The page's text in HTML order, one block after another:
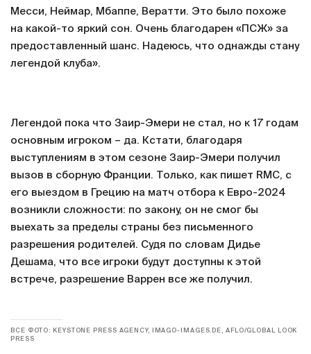
Месси, Неймар, Мбаппе, Вератти. Это было похоже
на какой-то яркий сон. Очень благодарен «ПСЖ» за
предоставленный шанс. Надеюсь, что однажды стану
легендой клуба».
Легендой пока что Заир-Эмери не стал, но к 17 годам
основным игроком – да. Кстати, благодаря
выступлениям в этом сезоне Заир-Эмери получил
вызов в сборную Франции. Только, как пишет RMC, с
его выездом в Грецию на матч отбора к Евро-2024
возникли сложности: по закону, он не смог бы
выехать за пределы страны без письменного
разрешения родителей. Судя по словам Дидье
Дешама, что все игроки будут доступны к этой
встрече, разрешение Варрен все же получил.
ВСЕ ФОТО: KEYSTONE PRESS AGENCY, IMAGO-IMAGES.DE, AFLO/GLOBAL LOOK
PRESS